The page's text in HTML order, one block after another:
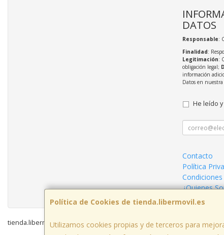
Política de Cookies de tienda.libermovil.es
Utilizamos cookies propias y de terceros para
DATOS
Responsable:
Finalidad:
Legitimación:
obligación legal;
información
Datos en nuestra
He leído
Contacto
Política
¿Quienes
tienda.libermovil.es © 2026